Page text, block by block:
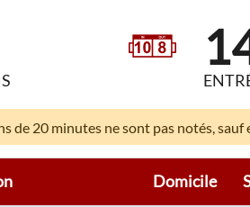
de 20 minutes ne sont pas notés, sauf
Domicile